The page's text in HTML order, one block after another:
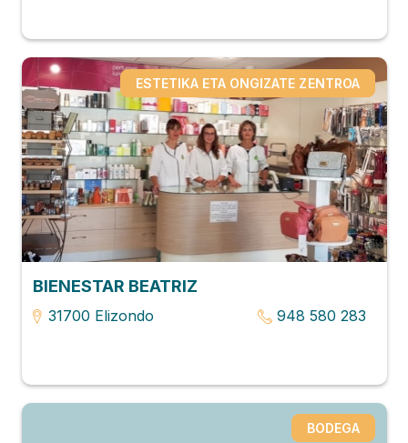
ESTETIKA ETA ONGIZATE ZENTROA
BIENESTAR BEATRIZ
31700 Elizondo 948 580 283
BODEGA